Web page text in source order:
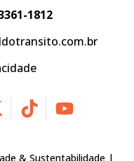
1812
& Sustentabilidade |